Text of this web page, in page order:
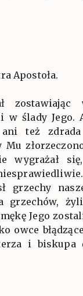
Apostoła.
zostawiając
w ślady Jego.
też
Mu
wygrażał
grzechy
grzechów,
Jego
owce
i biskupa